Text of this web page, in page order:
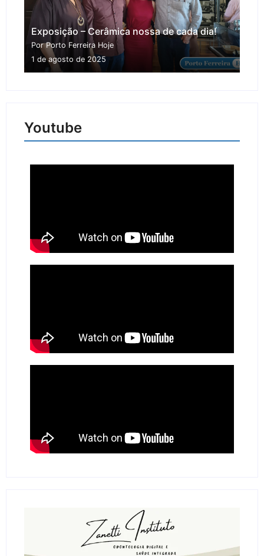
Exposição – Cerâmica nossa de cada dia!
Por Porto Ferreira Hoje
1 de agosto de 2025
Youtube